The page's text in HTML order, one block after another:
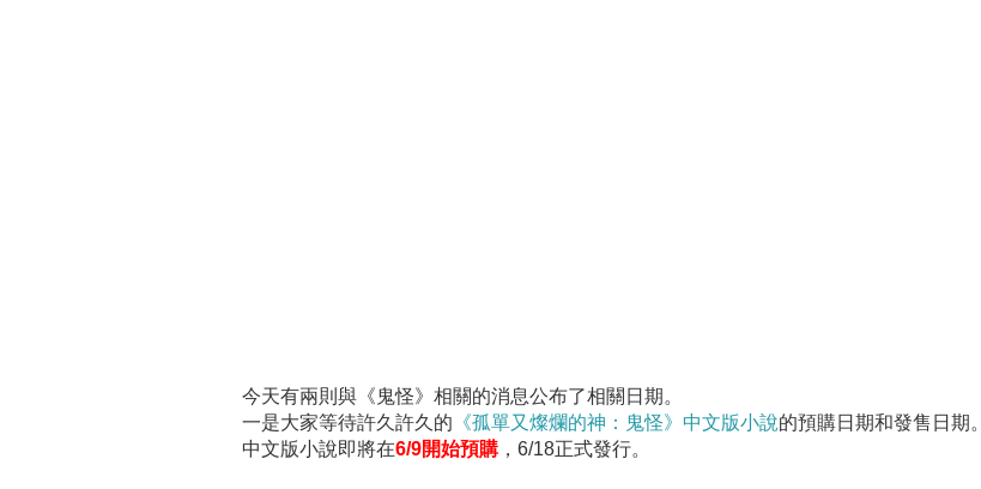
今天有兩則與《鬼怪》相關的消息公布了相關日期。
一是大家等待許久許久的 《孤單又燦爛的神：鬼怪》中文版小說的預購日期和發售日期。
中文版小說即將在6/9開始預購 ，6/18正式發行。